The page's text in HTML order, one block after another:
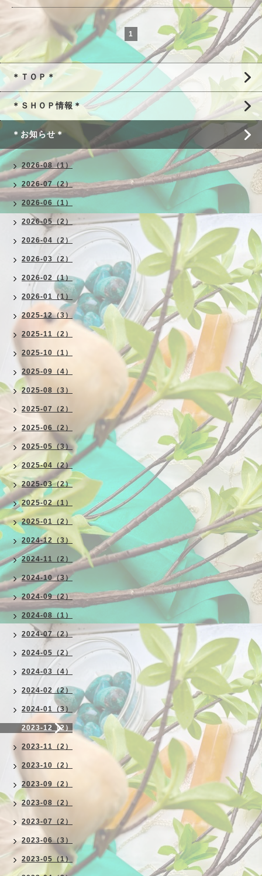
1
＊ＴＯＰ＊
＊ＳＨＯＰ情報＊
＊お知らせ＊
2026-08（1）
2026-07（2）
2026-06（1）
2026-05（2）
2026-04（2）
2026-03（2）
2026-02（1）
2026-01（1）
2025-12（3）
2025-11（2）
2025-10（1）
2025-09（4）
2025-08（3）
2025-07（2）
2025-06（2）
2025-05（3）
2025-04（2）
2025-03（2）
2025-02（1）
2025-01（2）
2024-12（3）
2024-11（2）
2024-10（3）
2024-09（2）
2024-08（1）
2024-07（2）
2024-05（2）
2024-03（4）
2024-02（2）
2024-01（3）
2023-12（2）
2023-11（2）
2023-10（2）
2023-09（2）
2023-08（2）
2023-07（2）
2023-06（3）
2023-05（1）